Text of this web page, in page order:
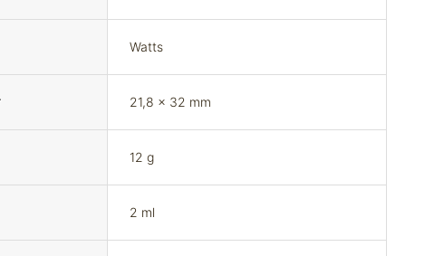
Watts
21,8 x 32 mm
12 g
2 ml